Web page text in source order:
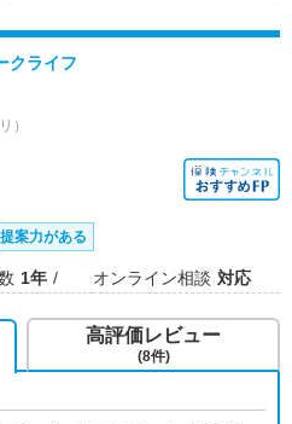
クライフ
）
提案力がある
1年 オンライン相談 対応
高評価レビュー
(8件)